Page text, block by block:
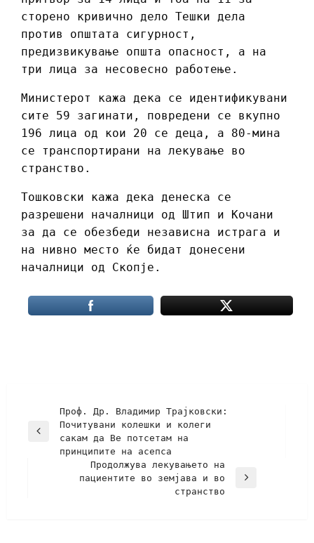
сторено кривично дело Тешки дела
против општата сигурност,
предизвикување општа опасност, а на
три лица за несовесно работење.
Министерот кажа дека се идентификувани
сите 59 загинати, повредени се вкупно
196 лица од кои 20 се деца, а 80-мина
се транспортирани на лекување во
странство.
Тошковски кажа дека денеска се
разрешени началници од Штип и Кочани
за да се обезбеди независна истрага и
на нивно место ќе бидат донесени
началници од Скопје.
Проф. Др. Владимир Трајковски:
Почитувани колешки и колеги
сакам да Ве потсетам на
принципите на асепса
Продолжува лекувањето на
пациентите во земјава и во
странство